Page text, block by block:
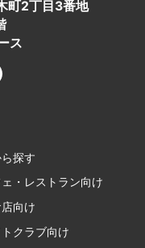
町2丁目3番地
ス
探す
・レストラン向け
向け
クラブ向け